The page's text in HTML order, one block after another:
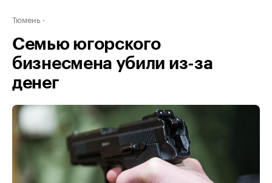
Тюмень
Семью югорского
бизнесмена убили из-за
денег